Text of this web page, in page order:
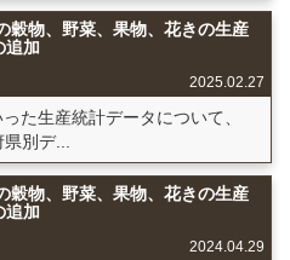
穀物、野菜、果物、花きの生産
追加
2025.02.27
た生産統計データについて、
別デ...
穀物、野菜、果物、花きの生産
追加
2024.04.29